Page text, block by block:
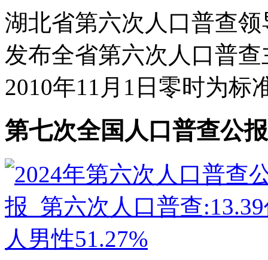
湖北省第六次人口普查
发布全省第六次人口普
2010年11月1日零时为标
第七次全国人口普查公报